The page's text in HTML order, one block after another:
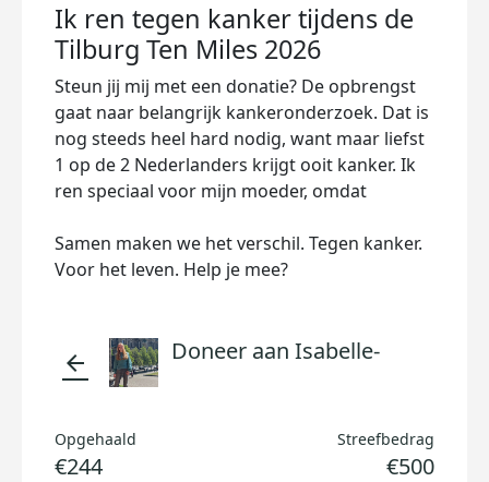
Ik ren tegen kanker tijdens de
Tilburg Ten Miles 2026
Steun jij mij met een donatie? De opbrengst
gaat naar belangrijk kankeronderzoek. Dat is
nog steeds heel hard nodig, want maar liefst
1 op de 2 Nederlanders krijgt ooit kanker. Ik
ren speciaal voor mijn moeder, omdat
Samen maken we het verschil. Tegen kanker.
Voor het leven. Help je mee?
arrow_back Doneer aan Isabelle-
Opgehaald
€244
Streefbedrag
€500